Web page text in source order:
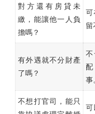
對方還有房貸未
繳，能讓他一人負
擔嗎？
可
留
有外遇就不分財產
了嗎？
事。
不想打官司，能只
可